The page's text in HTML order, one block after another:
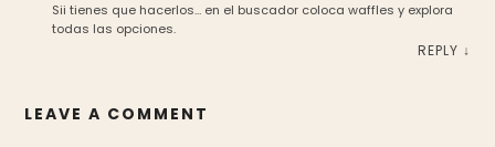
Sii tienes que hacerlos… en el buscador coloca waffles y explora
todas las opciones.
REPLY ↓
LEAVE A COMMENT